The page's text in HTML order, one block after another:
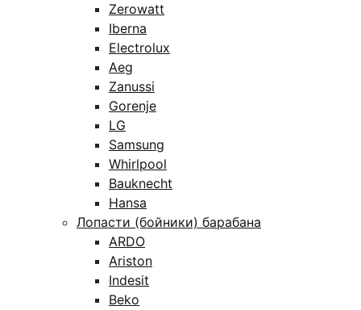
Zerowatt
Iberna
Electrolux
Aeg
Zanussi
Gorenje
LG
Samsung
Whirlpool
Bauknecht
Hansa
Лопасти (бойники) барабана
ARDO
Ariston
Indesit
Beko